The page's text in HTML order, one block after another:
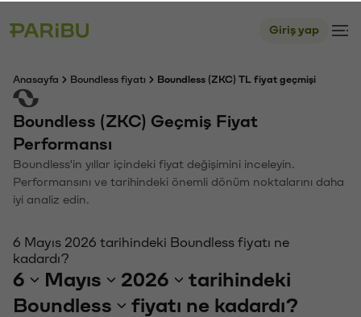
Giriş yap
Anasayfa Boundless fiyatı Boundless (ZKC) TL fiyat geçmişi
Boundless (ZKC) Geçmiş Fiyat
Performansı
Boundless'in yıllar içindeki fiyat değişimini inceleyin.
Performansını ve tarihindeki önemli dönüm noktalarını daha
iyi analiz edin.
6 Mayıs 2026 tarihindeki Boundless fiyatı ne
kadardı?
6 Mayıs 2026
tarihindeki
Boundless
fiyatı ne kadardı?